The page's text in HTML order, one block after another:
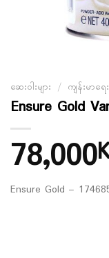
ဆေးဝါးများ / ကျန်းမာရ
Ensure Gold
78,000
Ensure Gold –